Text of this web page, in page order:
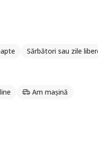
în diverse medii,
și recreative
descopere lumea
Sărbători sau zile
Am mașină